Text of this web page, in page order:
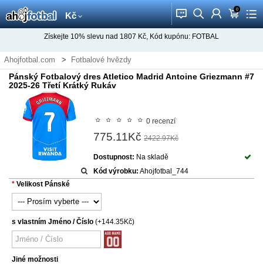
Kč 󰂱 󰂨 󰃳 0
󰃦 󰃖
Získejte 10% slevu nad 1807 Kč, Kód kupónu: FOTBAL
Ahojfotbal.com
Fotbalové hvězdy
Fotbalový dres Antoine Griezmann
Pánský Fotbalový dres Atletico Madrid Antoine Griezmann #7
2025-26 Třetí Krátký Rukáv
0 recenzí
775.11Kč 2422.97Kč
Dostupnost: Na skladě
Kód výrobku: Ahojfotbal_744
Velikost Pánské
s vlastním Jméno / Číslo (+144.35Kč)
Jiné možnosti